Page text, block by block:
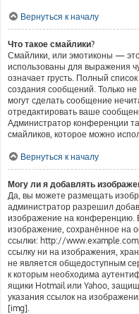
Вернуться к началу
Что такое смайлики?
Смайлики, или эмотиконы —
использованы для выражения
означает грусть. Полный
создания сообщений. Только не
могут сделать сообщение
отредактировать ваше
Администратор конференции
смайликов, которое можно
Вернуться к началу
Могу ли я добавлять
Да, вы можете размещать
администратор разрешил
изображение на конференцию.
изображение, сохранённое на
ссылки: http://
ссылку ни на изображения,
не является общедоступным
к которым необходима
ящики Hotmail или Yahoo,
указания ссылок на
[img].